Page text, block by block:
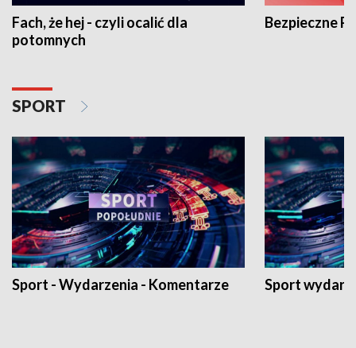
Fach, że hej - czyli ocalić dla
potomnych
Bezpieczne
SPORT
Sport - Wydarzenia - Komentarze Sport